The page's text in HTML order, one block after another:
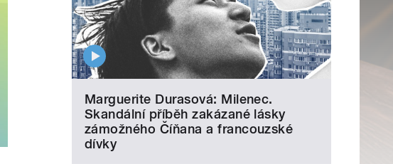
Marguerite Durasová: Milenec.
Skandální příběh zakázané lásky
zámožného Číňana a francouzské
dívky